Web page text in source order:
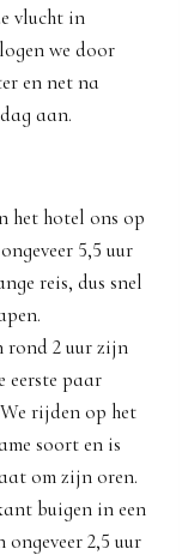
vlucht in
we door
en net na
aan.
het hotel ons op
5,5 uur
reis, dus snel
rond 2 uur zijn
eerste paar
rijden op het
soort en is
om zijn oren.
buigen in een
2,5 uur